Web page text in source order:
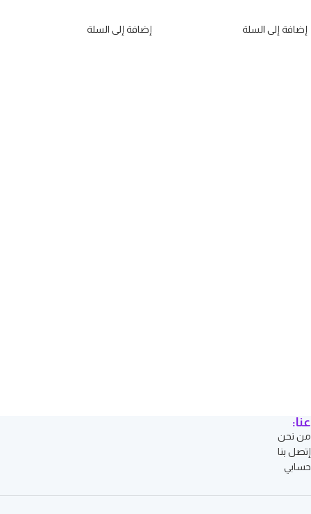
إضافة إلى السلة إضافة إلى السلة
عنا:
من نحن
إتصل بنا
حسابي